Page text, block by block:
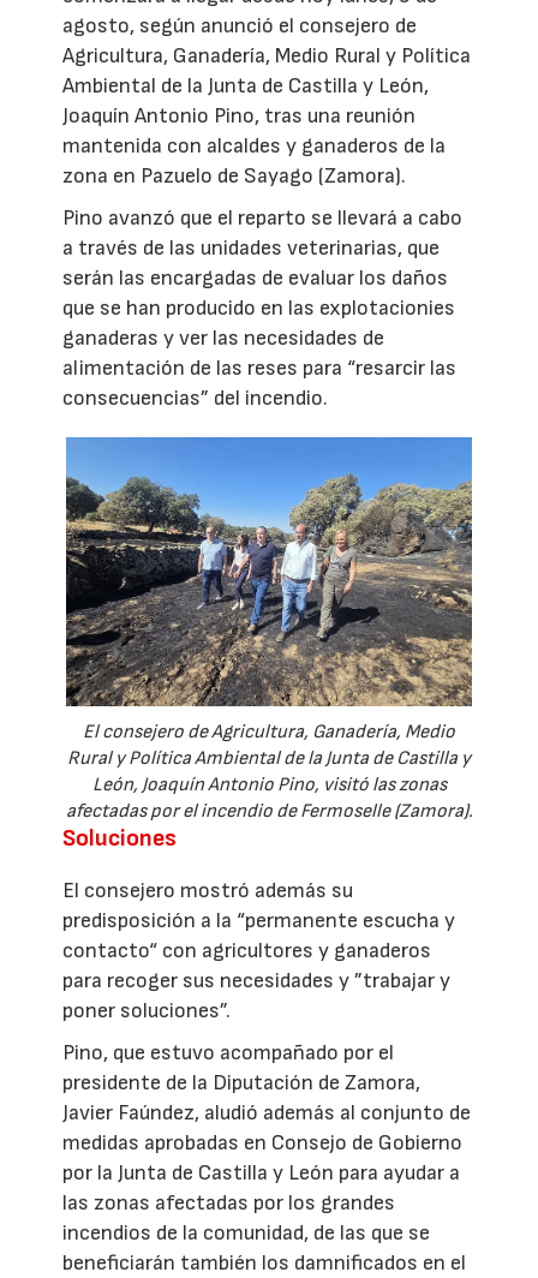
agosto, según anunció el consejero de
Agricultura, Ganadería, Medio Rural y Política
Ambiental de la Junta de Castilla y León,
Joaquín Antonio Pino, tras una reunión
mantenida con alcaldes y ganaderos de la
zona en Pazuelo de Sayago (Zamora).
Pino avanzó que el reparto se llevará a cabo
a través de las unidades veterinarias, que
serán las encargadas de evaluar los daños
que se han producido en las explotacionies
ganaderas y ver las necesidades de
alimentación de las reses para “resarcir las
consecuencias” del incendio.
El consejero de Agricultura, Ganadería, Medio
Rural y Política Ambiental de la Junta de Castilla y
León, Joaquín Antonio Pino, visitó las zonas
afectadas por el incendio de Fermoselle (Zamora).
Soluciones
El consejero mostró además su
predisposición a la “permanente escucha y
contacto“ con agricultores y ganaderos
para recoger sus necesidades y ”trabajar y
poner soluciones”.
Pino, que estuvo acompañado por el
presidente de la Diputación de Zamora,
Javier Faúndez, aludió además al conjunto de
medidas aprobadas en Consejo de Gobierno
por la Junta de Castilla y León para ayudar a
las zonas afectadas por los grandes
incendios de la comunidad, de las que se
beneficiarán también los damnificados en el